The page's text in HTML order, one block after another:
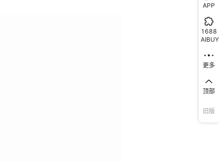
APP
1688
AIBUY
更多
顶部
旧版